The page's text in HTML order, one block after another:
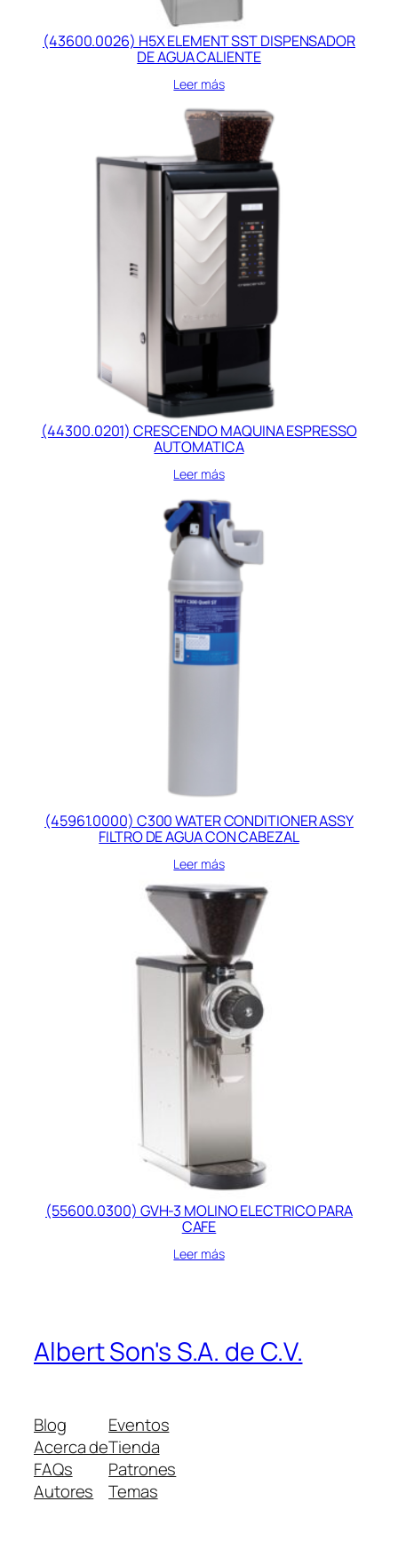
(43600.0026) H5X ELEMENT SST DISPENSADOR
DE AGUA CALIENTE
Leer más
(44300.0201) CRESCENDO MAQUINA ESPRESSO
AUTOMATICA
Leer más
(45961.0000) C300 WATER CONDITIONER ASSY
FILTRO DE AGUA CON CABEZAL
Leer más
(55600.0300) GVH-3 MOLINO ELECTRICO PARA
CAFE
Leer más
Albert Son's S.A. de C.V.
Blog
Acerca de
FAQs
Autores
Eventos
Tienda
Patrones
Temas